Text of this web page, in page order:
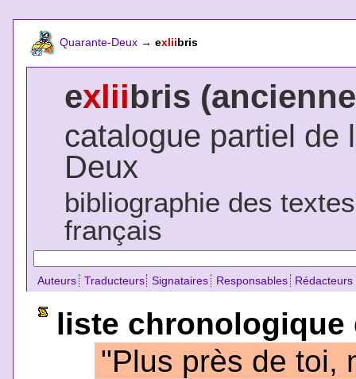
Quarante-Deux → exliibris
exliibris
catalogue partiel de
Deux
bibliographie des
français
Auteurs Traducteurs Signataires Responsables Rédacteurs
liste chronologique
"Plus près de toi,